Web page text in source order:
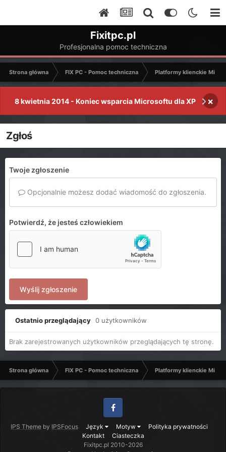
Fixitpc.pl
Profesjonalna pomoc techniczna
Strona główna FIX PC - Pomoc techniczna Platformy klienckie
8 kwietnia 2014 - Koniec wsparcia Microsoftu dla XP ×
Zgłoś
Twoje zgłoszenie
Opcjonalnie możesz dodać wiadomość do zgłoszenia.
Potwierdź, że jesteś człowiekiem
Wyślij zgłoszenie
Ostatnio przeglądający 0 użytkowników
Brak zarejestrowanych użytkowników przeglądających tę stronę.
Strona główna FIX PC - Pomoc techniczna Platformy klienckie
IPS Theme by IPSFocus Język Motyw
Polityka prywatności
Kontakt
Ciasteczka
Facebook
Fixitpc.pl 2010-2026